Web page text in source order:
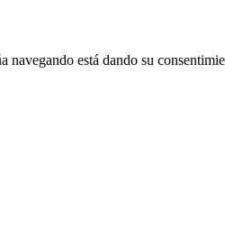
está dando su